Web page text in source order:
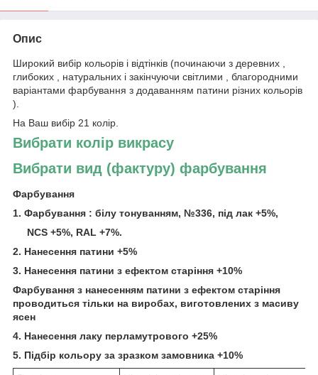
Опис
Широкий вибір кольорів і відтінків (починаючи з деревних ,
глибоких , натуральних і закінчуючи світлими , благородними
варіантами фарбування з додаванням патини різних кольорів
).
На Ваш вибір 21 колір.
Вибрати колір викрасу
Вибрати вид (фактуру) фарбування
Фарбування
1. Фарбування : білу тонуванням, №336, під лак +5%,
NCS +5%, RAL +7%.
2. Нанесення патини +5%
3. Нанесення патини з ефектом старіння +10%
Фарбування з нанесенням патини з ефектом старіння
проводиться тільки на виробах, виготовлених з масиву
ясен
4. Нанесення лаку перламутрового +25%
5. Підбір кольору за зразком замовника +10%